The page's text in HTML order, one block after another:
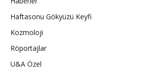
Haftasonu Gökyüzü Keyfi
Kozmoloji
Röportajlar
U&A Özel